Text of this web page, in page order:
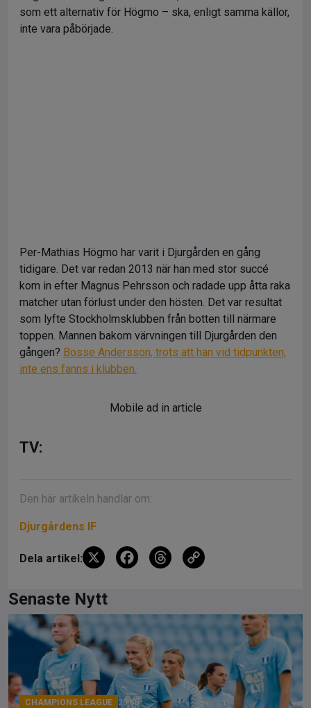
som ett alternativ för Högmo – ska, enligt samma källor,
inte vara påbörjade.
Per-Mathias Högmo har varit i Djurgården en gång
tidigare. Det var redan 2013 när han med stor succé
kom in efter Magnus Pehrsson och radade upp åtta raka
matcher utan förlust under den hösten. Det var resultat
som lyfte Stockholmsklubben från botten till närmare
toppen. Mannen bakom värvningen till Djurgården den
gången? Bosse Andersson, trots att han vid tidpunkten,
inte ens fanns i klubben.
Mobile ad in article
TV:
Den här artikeln handlar om:
Djurgårdens IF
Dela artikel: X
F
b
o
o
k
T
d
s
Li
n
k
Senaste Nytt
CHAMPIONS LEAGUE 20:55